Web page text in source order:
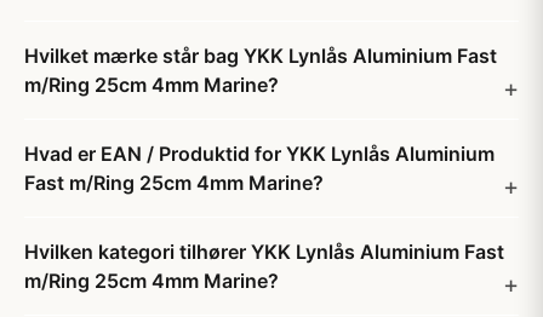
Hvilket mærke står bag YKK Lynlås Aluminium Fast
m/Ring 25cm 4mm Marine?
Hvad er EAN / Produktid for YKK Lynlås Aluminium
Fast m/Ring 25cm 4mm Marine?
Hvilken kategori tilhører YKK Lynlås Aluminium Fast
m/Ring 25cm 4mm Marine?